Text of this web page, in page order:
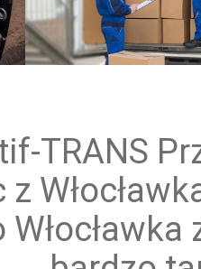
Przewóz paczek
TRANS